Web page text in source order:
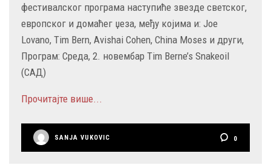
фестивалског програма наступиће звезде светског,
европског и домаћег џеза, међу којима и: Joe
Lovano, Tim Bern, Avishai Cohen, China Moses и други,
Програм: Среда, 2. новембар Tim Berne’s Snakeoil
(САД)
Прочитајте више...
SANJA VUKOVIC 0